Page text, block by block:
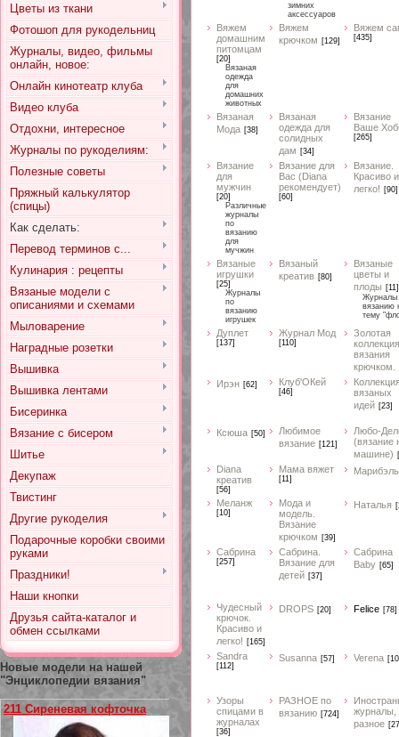
Цветы из ткани
Фотошоп для рукодельниц
Журналы, видео, фильмы
онлайн, новое:
Онлайн кинотеатр клуба
Видео клуба
Отдохни, интересное
Журналы по рукоделиям:
Полезные советы
Пряжный калькулятор
(спицы)
Как сделать:
Перевод терминов с...
Кулинария : рецепты
Вязаные модели с
описаниями и схемами
Мыловарение
Наградные розетки
Вышивка
Вышивка лентами
Бисеринка
Вязание с бисером
Шитье
Декупаж
Твистинг
Другие рукоделия
Подарочные коробки своими
руками
Праздники!
Наши кнопки
Друзья сайта-каталог и
обмен ссылками
Новые модели на нашей
"Энциклопедии вязания"
211 Сиреневая кофточка
зимних
аксессуаров
Вяжем
домашним
питомцам
[20]
Вязаная
одежда
для
домашних
животных
Вяжем
крючком [129]
Вяжем
[435]
Вязаная
Мода [38]
Вязаная
одежда для
солидных
дам [34]
Вязание
Ваше
[265]
Вязание
для
мужчин
[20]
Различные
журналы
по
вязанию
для
мучжин
Вязание для
Вас (Diana
рекомендует)
[60]
Вязание.
Красиво и
легко! [90]
Вязаные
игрушки
[25]
Журналы
по
вязанию
игрушек
Вязаный
креатив [80]
Вязаные
цветы и
плоды [11]
Журналы
вязанию
тему
Дуплет
[137]
Журнал Мод
[110]
Золотая
коллекция
вязания
крючком.
Ирэн [62] Клуб'ОКей
[46]
вязаных
идей [23]
Ксюша [50]
Любимое
вязание [121]
Любо-
(вязание
машине)
Diana
креатив
[56]
Мама вяжет
[11]
Марибэль
Меланж
[10]
Мода и
модель.
Вязание
крючком [39]
Наталья
Сабрина
[257]
Сабрина.
Вязание для
детей [37]
Сабрина
Baby [65]
Чудесный
крючок.
Красиво и
легко! [165]
DROPS [20] Felice [78]
Sandra
[112]
Susanna [57] Verena
Узоры
спицами в
журналах
[36]
РАЗНОЕ по
вязанию [724]
журналы,
разное